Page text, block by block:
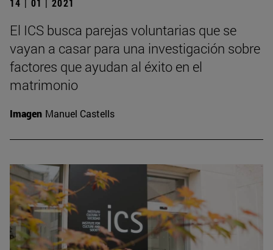
14 | 01 | 2021
El ICS busca parejas voluntarias que se
vayan a casar para una investigación sobre
factores que ayudan al éxito en el
matrimonio
Imagen Manuel Castells